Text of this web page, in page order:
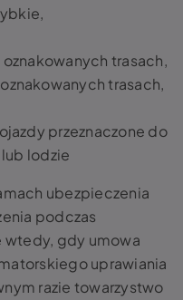
trasach,
trasach,
przeznaczone do
lodzie
ubezpieczenia
podczas
wtedy, gdy umowa
uprawiania
razie towarzystwo